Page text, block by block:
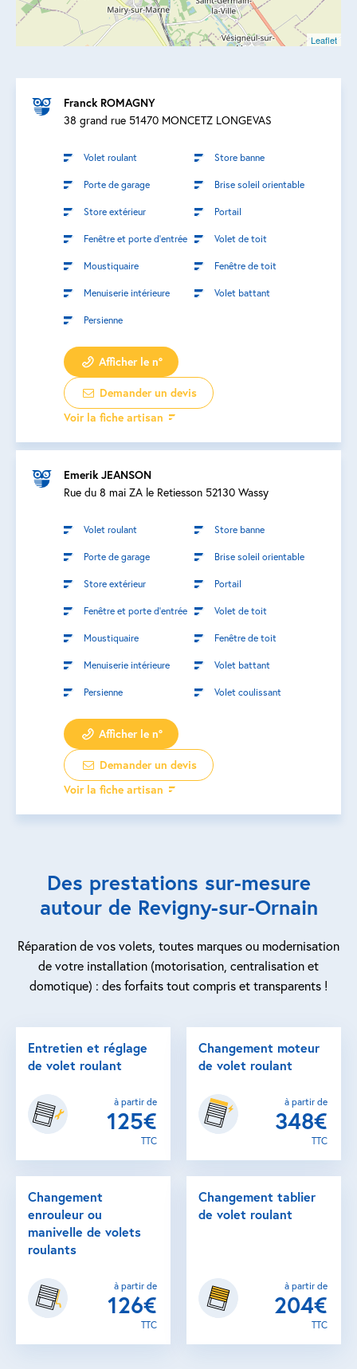
Leaflet
Franck ROMAGNY
38 grand rue 51470 MONCETZ LONGEVAS
Volet roulant Store banne
Porte de garage Brise soleil orientable
Store extérieur Portail
Fenêtre et porte d’entrée Volet de toit
Moustiquaire Fenêtre de toit
Menuiserie intérieure Volet battant
Persienne
Afficher le n°
Demander un devis
Voir la fiche artisan
Emerik JEANSON
Rue du 8 mai ZA le Retiesson 52130 Wassy
Volet roulant Store banne
Porte de garage Brise soleil orientable
Store extérieur Portail
Fenêtre et porte d’entrée Volet de toit
Moustiquaire Fenêtre de toit
Menuiserie intérieure Volet battant
Persienne Volet coulissant
Afficher le n°
Demander un devis
Voir la fiche artisan
Des prestations sur-mesure
autour de Revigny-sur-Ornain
Réparation de vos volets, toutes marques ou modernisation
de votre installation (motorisation, centralisation et
domotique) : des forfaits tout compris et transparents !
Entretien et réglage
de volet roulant
à partir de
125€
TTC
Changement moteur
de volet roulant
à partir de
348€
TTC
Changement
enrouleur ou
manivelle de volets
roulants
à partir de
126€
TTC
Changement tablier
de volet roulant
à partir de
204€
TTC